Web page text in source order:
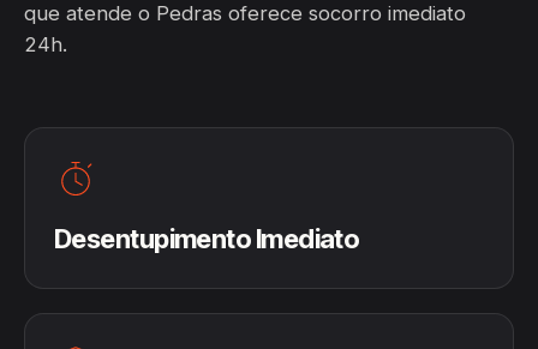
que atende o Pedras oferece socorro imediato
24h.
Desentupimento Imediato